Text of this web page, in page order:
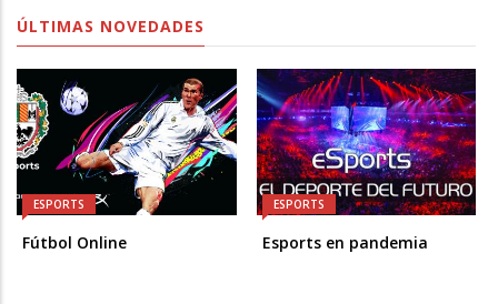
ÚLTIMAS NOVEDADES
ESPORTS
Fútbol Online
ESPORTS
Esports en pandemia